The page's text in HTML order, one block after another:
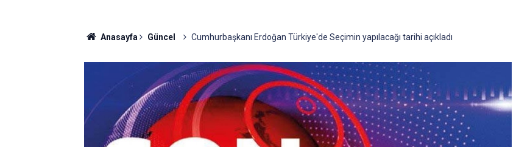
Anasayfa Güncel Cumhurbaşkanı Erdoğan Türkiye'de Seçimin yapılacağı tarihi açıkladı